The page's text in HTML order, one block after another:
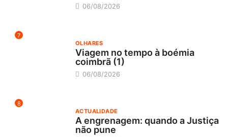
06/08/2026
7
OLHARES
Viagem no tempo à boémia
coimbrã (1)
06/08/2026
8
ACTUALIDADE
A engrenagem: quando a Justiça
não pune